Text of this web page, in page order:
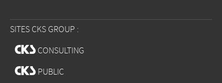
SITES CKS GROUP :
w CONSULTING
w PUBLIC